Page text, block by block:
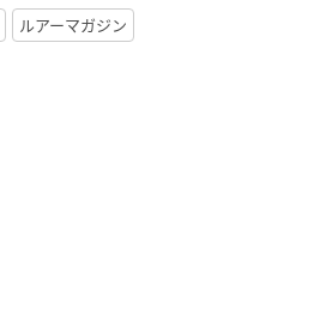
ルアーマガジン